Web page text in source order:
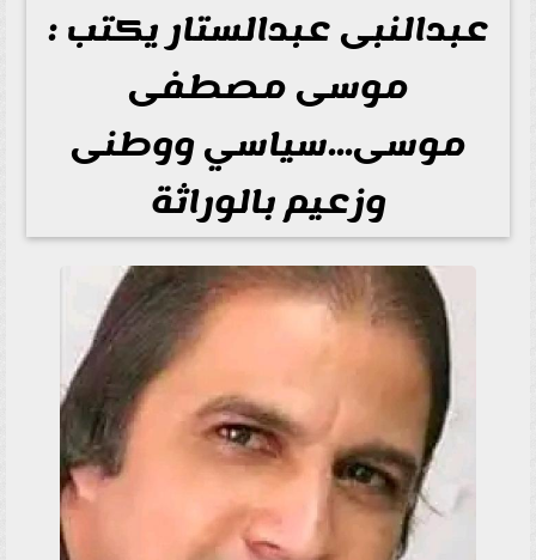
عبدالنبى عبدالستار يكتب :
موسى مصطفى
موسى...سياسي ووطنى
وزعيم بالوراثة